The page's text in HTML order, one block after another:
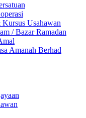
Usahawan
/ Bazar Ramadan
Amanah Berhad